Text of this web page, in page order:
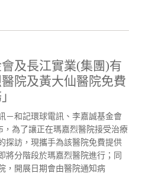
及長江實業(集團)有
院及黃大仙醫院免費
－和記環球電訊、李嘉誠基金會
為了讓正在瑪嘉烈醫院接受治療
探訪，現攜手為該醫院免費提供
將分階段於瑪嘉烈醫院進行；同
，開展日期會由醫院通知病